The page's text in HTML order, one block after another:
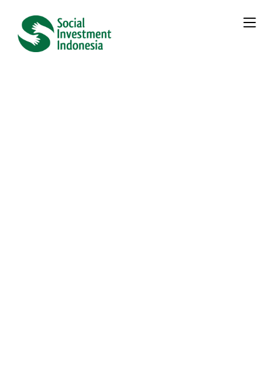
« All Events